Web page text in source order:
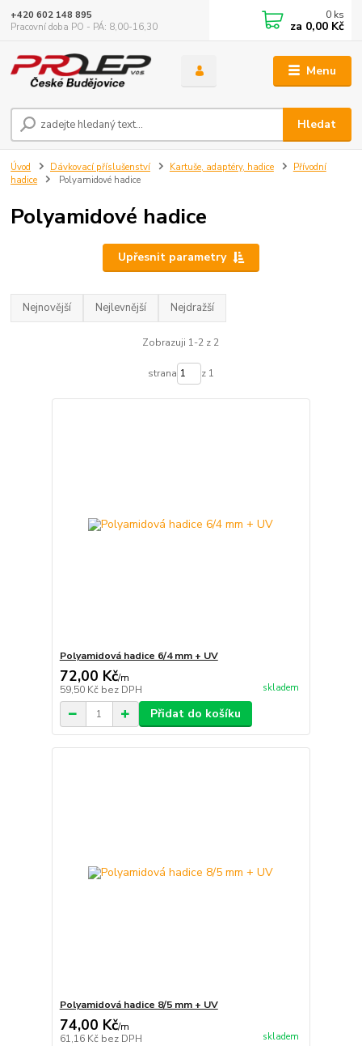
Menu
Hledat
+420 602 148 895
Pracovní doba PO - PÁ: 8,00-16,30
0 ks
za 0,00 Kč
Úvod Dávkovací příslušenství Kartuše, adaptéry, hadice
Přívodní
hadice
Polyamidové hadice
Polyamidové hadice
Upřesnit parametry
Nejnovější Nejlevnější Nejdražší
Zobrazuji 1-2 z 2
strana z 1
Polyamidová hadice 6/4 mm + UV
72,00 Kč/m
59,50 Kč bez DPH skladem
Přidat do košíku
Polyamidová hadice 8/5 mm + UV
74,00 Kč/m
61,16 Kč bez DPH skladem